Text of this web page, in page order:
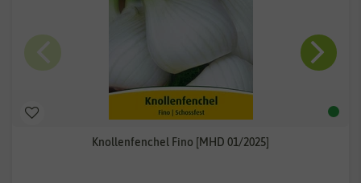
Knollenfenchel Fino [MHD 01/2025]